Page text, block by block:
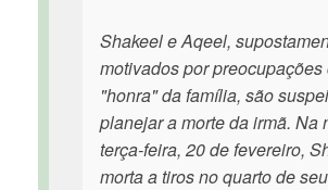
Shakeel e Aqeel,
motivados por preocupações
"honra" da família, são
planejar a morte da irmã. Na
terça-feira, 20 de fevereiro,
morta a tiros no quarto de